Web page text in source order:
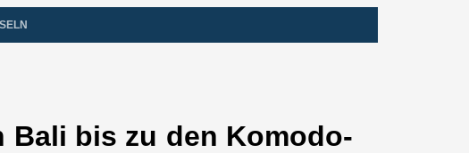
Bali bis zu den Komodo-